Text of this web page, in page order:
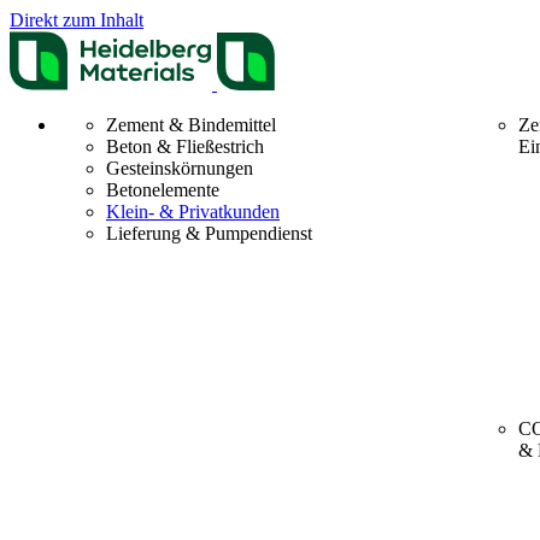
Direkt zum Inhalt
Zement & Bindemittel
Beton & Fließestrich
Gesteinskörnungen
Betonelemente
Klein- & Privatkunden
Lieferung & Pumpendienst
&